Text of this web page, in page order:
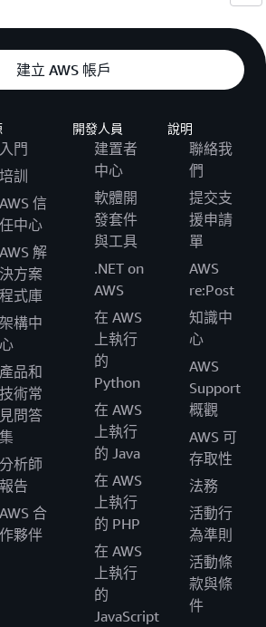
建立 AWS 帳戶
入門
培訓
AWS 信
任中心
AWS 解
決方案
程式庫
架構中
心
產品和
技術常
見問答
集
分析師
報告
AWS 合
作夥伴
開發人員
建置者
中心
軟體開
發套件
與工具
.NET on
AWS
在 AWS
上執行
的
Python
在 AWS
上執行
的 Java
在 AWS
上執行
的 PHP
在 AWS
上執行
的
JavaScript
說明
聯絡我
們
提交支
援申請
單
AWS
re:Post
知識中
心
AWS
Support
概觀
AWS 可
存取性
法務
活動行
為準則
活動條
款與條
件